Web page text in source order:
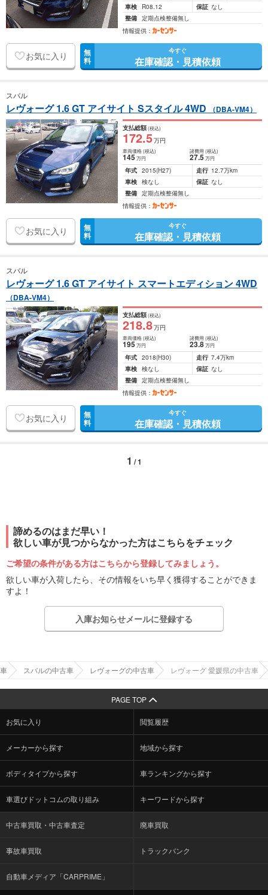
車検
R08.12 保証 なし
整備 定期点検整備無し
情報提供：
お気に入り 無
料
今すぐ
在庫確認・見積依頼
スバル
レヴォーグ 1.6 GT アイサイト Sスタイル 4WD （DBA-VM4）
支払総額(税込)
172.5万円
車両価格(税込)
145万円
諸費用 (税込)
27.5 万円
年式 2015(H27) 走行 12.7万km
車検 検なし 保証 なし
整備 定期点検整備無し
情報提供：
お気に入り 無
料
今すぐ
在庫確認・見積依頼
スバル
レヴォーグ 1.6 GT アイサイト スマートエディション 4WD
（DBA-VM4）
支払総額(税込)
218.8万円
車両価格(税込)
195万円
諸費用 (税込)
23.8 万円
年式 2018(H30) 走行 7.4万km
車検 検なし 保証 なし
整備 定期点検整備無し
情報提供：
お気に入り 無
料
今すぐ
在庫確認・見積依頼
1 / 1
諦めるのはまだ早い！
欲しい車が見つからなかった方はこちらをチェック
ご希望の条件がある方はこちらから登録してみましょう。
欲しい車が入荷したら、その情報をいち早く獲得することができま
すよ！
入庫お知らせメールに登録する
スバルの中古車 レヴォーグの中古車 レヴォーグ 愛媛県の中古車
PAGE TOP
お気に入り 閲覧履歴
メーカーから探す 地域から探す
ボディタイプから探す 車ランキングから探す
車選びドットコムの取り組み キーワードから探す
中古車買取・中古車査定 廃車買取
事故車買取 トラックバンク
自動車メディア「CARPRIME」